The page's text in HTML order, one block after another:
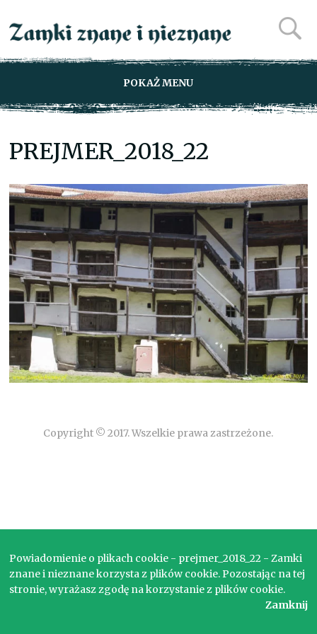
POKAŻ MENU
PREJMER_2018_22
Copyright © 2017. Wszelkie prawa zastrzeżone.
Powiadomienie o plikach cookie - prejmer_2018_22 - Zamki
znane i nieznane korzysta z plików cookie. Pozostając na tej
stronie, wyrażasz zgodę na korzystanie z plików cookie.
Zamknij